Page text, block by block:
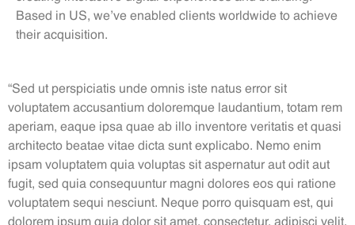
Based in US, we’ve enabled clients worldwide to achieve
their acquisition.
“Sed ut perspiciatis unde omnis iste natus error sit
voluptatem accusantium doloremque laudantium, totam rem
aperiam, eaque ipsa quae ab illo inventore veritatis et quasi
architecto beatae vitae dicta sunt explicabo. Nemo enim
ipsam voluptatem quia voluptas sit aspernatur aut odit aut
fugit, sed quia consequuntur magni dolores eos qui ratione
voluptatem sequi nesciunt. Neque porro quisquam est, qui